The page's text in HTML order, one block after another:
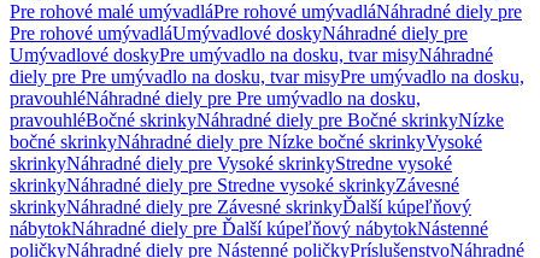
Pre rohové malé umývadláPre rohové umývadláNáhradné diely pre
Pre rohové umývadláUmývadlové doskyNáhradné diely pre
Umývadlové doskyPre umývadlo na dosku, tvar misyNáhradné
diely pre Pre umývadlo na dosku, tvar misyPre umývadlo na dosku,
pravouhléNáhradné diely pre Pre umývadlo na dosku,
pravouhléBočné skrinkyNáhradné diely pre Bočné skrinkyNízke
bočné skrinkyNáhradné diely pre Nízke bočné skrinkyVysoké
skrinkyNáhradné diely pre Vysoké skrinkyStredne vysoké
skrinkyNáhradné diely pre Stredne vysoké skrinkyZávesné
skrinkyNáhradné diely pre Závesné skrinkyĎalší kúpeľňový
nábytokNáhradné diely pre Ďalší kúpeľňový nábytokNástenné
poličkyNáhradné diely pre Nástenné poličkyPríslušenstvoNáhradné